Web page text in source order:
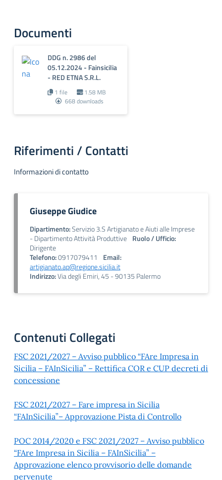
Documenti
DDG n. 2986 del
05.12.2024 - Fainsicilia
- RED ETNA S.R.L.
1 file
1.58 MB
668 downloads
Riferimenti / Contatti
Informazioni di contatto
Giuseppe Giudice
Dipartimento:Servizio 3.S Artigianato e Aiuti alle Imprese
- Dipartimento Attività Produttive Ruolo / Ufficio:
Dirigente
Telefono:0917079411
Email:
artigianato.ap@regione.sicilia.it
Indirizzo:Via degli Emiri, 45 - 90135 Palermo
Contenuti Collegati
FSC 2021/2027 – Avviso pubblico “FAre Impresa in
Sicilia – FAInSicilia” – Rettifica COR e CUP decreti di
concessione
FSC 2021/2027 – Fare impresa in Sicilia
“FAInSicilia”– Approvazione Pista di Controllo
POC 2014/2020 e FSC 2021/2027 – Avviso pubblico
“FAre Impresa in Sicilia – FAInSicilia” –
Approvazione elenco provvisorio delle domande
pervenute